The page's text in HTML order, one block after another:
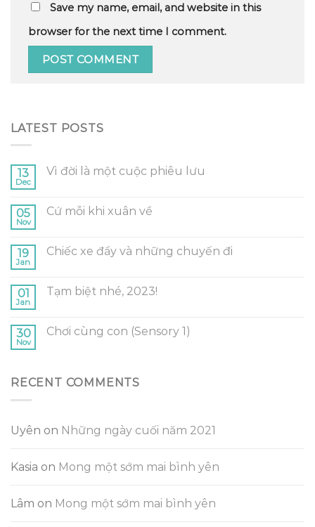
Save my name, email, and website in this
browser for the next time I comment.
LATEST POSTS
13
Dec
Vì đời là một cuộc phiêu lưu
05
Nov
Cứ mỗi khi xuân về
19
Jan
Chiếc xe đẩy và những chuyến đi
01
Jan
Tạm biệt nhé, 2023!
30
Nov
Chơi cùng con (Sensory 1)
RECENT COMMENTS
Uyên on Những ngày cuối năm 2021
Kasia on Mong một sớm mai bình yên
Lâm on Mong một sớm mai bình yên